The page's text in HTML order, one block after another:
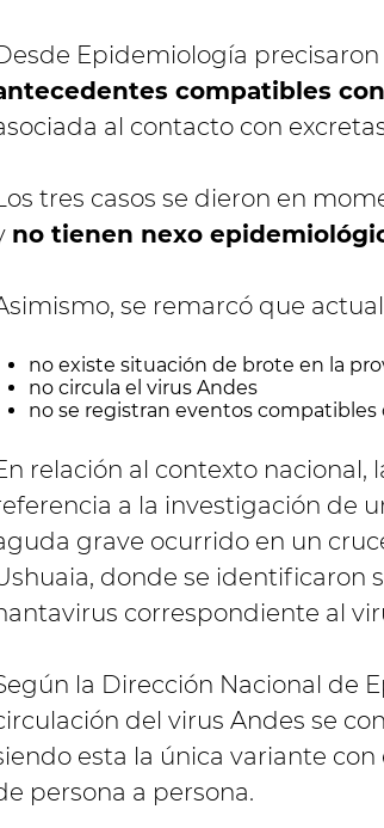
Epidemiología
compatibles
al contacto con
tres casos se dieron en
no tienen nexo
se remarcó que
no existe situación de brote en la
no circula el virus Andes
no se registran eventos
relación al contexto
a la investigación de
grave ocurrido en un
donde se identificaron
correspondiente al
la Dirección Nacional de
del virus Andes se
esta la única variante
persona a persona.